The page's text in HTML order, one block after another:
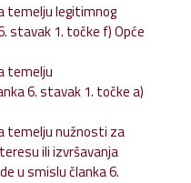
temelju legitimnog
stavak 1. točke f) Opće
temelju
6. stavak 1. točke a)
temelju nužnosti za
ili izvršavanja
u smislu članka 6.